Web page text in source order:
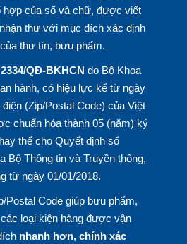
hợp của số và chữ, được viết
thư với mục đích xác định
thư tín, bưu phẩm.
2334/QĐ-BKHCN do Bộ Khoa
hành, có hiệu lực kể từ ngày
(Zip/Postal Code) của Việt
chuẩn hóa thành 05 (năm) ký
thế cho Quyết định số
Bộ Thông tin và Truyền thông,
từ ngày 01/01/2018.
Postal Code giúp bưu phẩm,
loại kiện hàng được vận
nhanh hơn, chính xác